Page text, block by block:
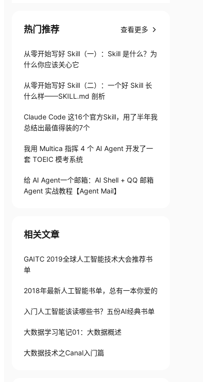
热门推荐 查看更多
从零开始写好 Skill（一）：Skill 是什么？为
什么你应该关心它
从零开始写好 Skill（二）：一个好 Skill 长
什么样——SKILL.md 剖析
Claude Code 这16个官方Skill，用了半年我
总结出最值得装的7个
我用 Multica 指挥 4 个 AI Agent 开发了一
套 TOEIC 模考系统
给 AI Agent一个邮箱：AI Shell + QQ 邮箱
Agent 实战教程【Agent Mail】
相关文章
GAITC 2019全球人工智能技术大会推荐书
单
2018年最新人工智能书单，总有一本你爱的
入门人工智能该读哪些书？五份AI经典书单
大数据学习笔记01：大数据概述
大数据技术之Canal入门篇